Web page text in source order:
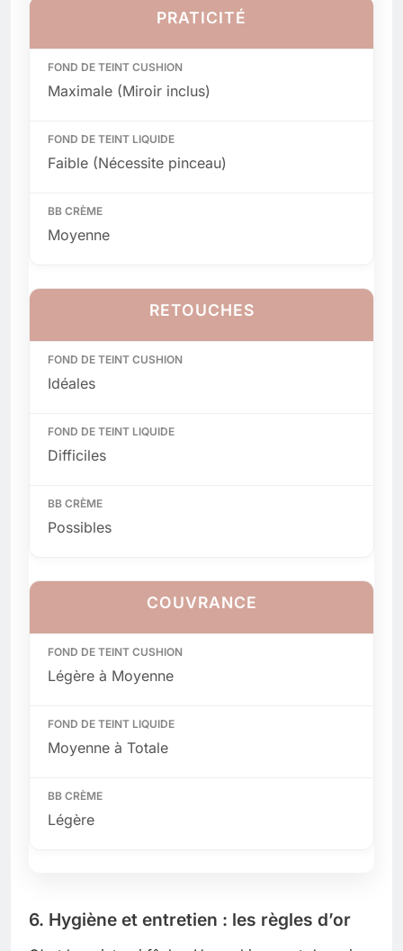
PRATICITÉ
Maximale (Miroir inclus)
Faible (Nécessite pinceau)
Moyenne
RETOUCHES
Idéales
Difficiles
Possibles
COUVRANCE
Légère à Moyenne
Moyenne à Totale
Légère
6. Hygiène et entretien : les règles d’or